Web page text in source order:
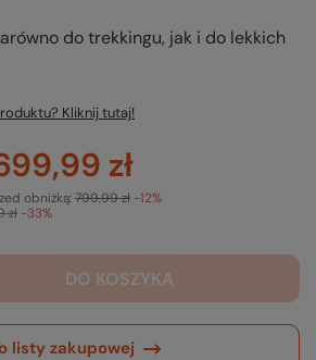
do trekkingu, jak i do lekkich
Kliknij tutaj!
zł
zł -33%
obniżką:799,99 zł -12%
DO KOSZYKA
listy zakupowej